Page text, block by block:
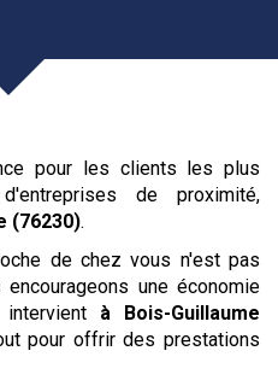
pour les clients les plus
de proximité,
(76230).
de chez vous n'est pas
une économie
à Bois-Guillaume
pour offrir des prestations